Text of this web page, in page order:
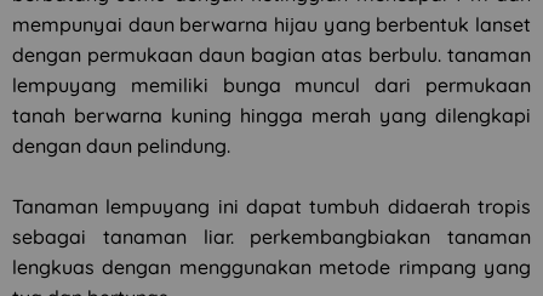
mempunyai daun berwarna hijau yang berbentuk lanset
dengan permukaan daun bagian atas berbulu. tanaman
lempuyang memiliki bunga muncul dari permukaan
tanah berwarna kuning hingga merah yang dilengkapi
dengan daun pelindung.
Tanaman lempuyang ini dapat tumbuh didaerah tropis
sebagai tanaman liar. perkembangbiakan tanaman
lengkuas dengan menggunakan metode rimpang yang